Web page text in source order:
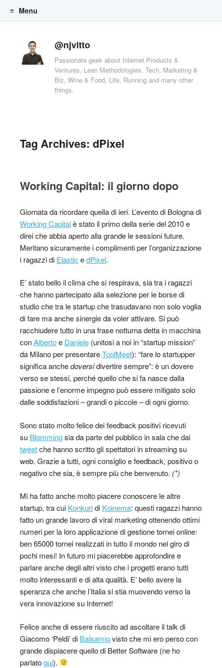
@njvitto
Passionate geek about Internet Products &
Ventures, Lean Methodologies, Tech, Marketing &
Biz, Wine & Food, Life, Running and many other
things.
Menu
Tag Archives: dPixel
Working Capital: il giorno dopo
Giornata da ricordare quella di ieri. L’evento di Bologna di
Working Capitalè stato il primo della serie del 2010 e
direi che abbia aperto alla grande le sessioni future.
Meritano sicuramente i complimenti per l’organizzazione
i ragazzi di Elastic edPixel.
E’ stato bello il clima che si respirava, sia tra i ragazzi
che hanno partecipato alla selezione per le borse di
studio che tra le startup che trasudavano non solo voglia
di fare ma anche sinergie da voler attivare. Si può
racchiudere tutto in una frase notturna detta in macchina
conAlbertoe Daniele (unitosi a noi in “startup mission”
da Milano per presentareToolMeet): “fare lo startupper
significa anchedoversidivertire sempre”: è un dovere
verso se stessi, perché quello che si fa nasce dalla
passione e l’enorme impegno può essere mitigato solo
dalle soddisfazioni – grandi o piccole – di ogni giorno.
Sono stato molto felice dei feedback positivi ricevuti
su Blommingsia da parte del pubblico in sala che dai
tweetche hanno scritto gli spettatori in streaming su
web. Grazie a tutti, ogni consiglio e feedback, positivo o
negativo che sia, è sempre più che benvenuto. (*)
Mi ha fatto anche molto piacere conoscere le altre
startup, tra cui Konkuridi Koinema: questi ragazzi hanno
fatto un grande lavoro di viral marketing ottenendo ottimi
numeri per la loro applicazione di gestione tornei online:
ben 65000 tornei realizzati in tutto il mondo nel giro di
pochi mesi! In futuro mi piacerebbe approfondire e
parlare anche degli altri visto che i progetti erano tutti
molto interessanti e di alta qualità. E’ bello avere la
speranza che anche l’Italia si stia muovendo verso la
vera innovazione su Internet!
Felice anche di essere riuscito ad ascoltare il talk di
Giacomo ‘Peldi’ di Balsamiqvisto che mi ero perso con
grande dispiacere quello di Better Software (ne ho
parlatoqui).